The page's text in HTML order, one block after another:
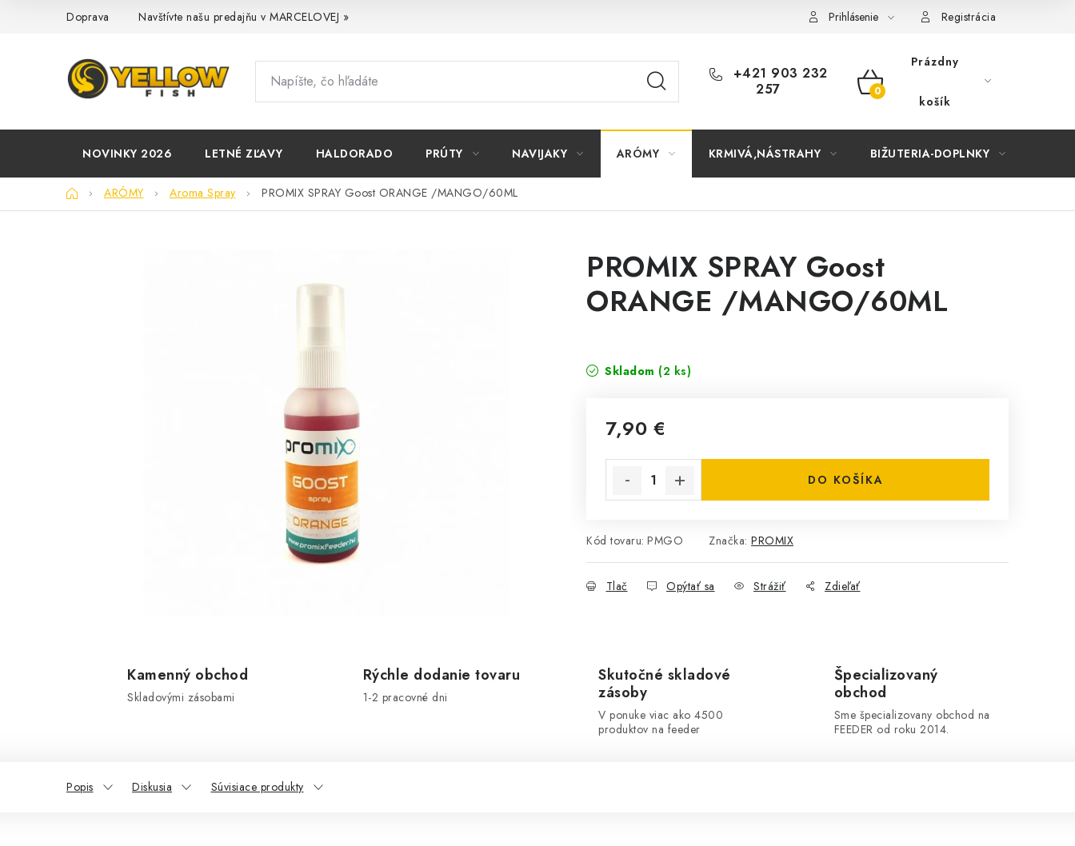
Doprava Navštívte našu predajňu v MARCELOVEJ » Prihlásenie Registrácia
+421 903 232
257
NÁKUPNÝ
Prázdny
košík
NOVINKY 2026 LETNÉ ZĽAVY HALDORADO PRÚTY NAVIJAKY ARÓMY KRMIVÁ,NÁSTRAHY BIŽUTERIA-DOPLNKY
DomovARÓMY Aroma Spray PROMIX SPRAY Goost ORANGE /MANGO/60ML
PROMIX SPRAY Goost
ORANGE /MANGO/60ML
Skladom (2 ks)
7,90 €
DO KOŠÍKA
Kód tovaru: PMGO Značka: PROMIX
Tlač Opýtať sa Strážiť Zdieľať
Kamenný obchod
Skladovými zásobami
Rýchle dodanie tovaru
1-2 pracovné dni
Skutočné skladové
zásoby
V ponuke viac ako 4500
produktov na feeder
Špecializovaný
obchod
Sme špecializovany obchod na
FEEDER od roku 2014.
Popis Diskusia Súvisiace produkty